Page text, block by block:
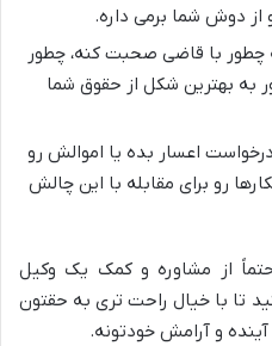
دوش شما برمی داره.
چطور با قاضی صحبت کنه، چطور
به بهترین شکل از حقوق شما
اعسار بده یا اموالش رو
رو برای مقابله با این چالش
حتماً از مشاوره و کمک یک وکیل
تا با خیال راحت تری به حقتون
و آرامش خودتونه.